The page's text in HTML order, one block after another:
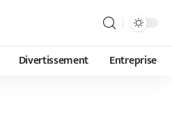
Divertissement Entreprise